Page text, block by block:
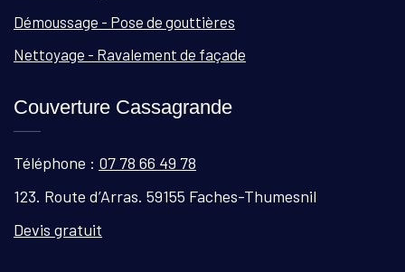
Démoussage - Pose de gouttières
Nettoyage - Ravalement de façade
Couverture Cassagrande
Téléphone : 07 78 66 49 78
123. Route d’Arras. 59155 Faches-Thumesnil
Devis gratuit